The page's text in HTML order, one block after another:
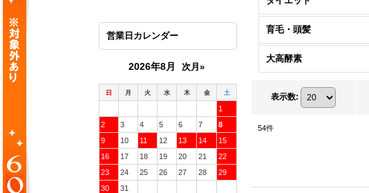
営業日カレンダー
2026年8月 次月»
日 月 火 水 木 金 土
1
2
3 4 5 6 7
8
9
10 11 12 13 14
15
16
17 18 19 20 21
22
23
24 25 26 27 28
29
30
31
育毛・頭髪
大高酵素
表示数:
54件